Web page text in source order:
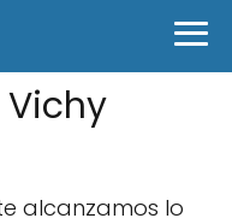
alcanzamos lo